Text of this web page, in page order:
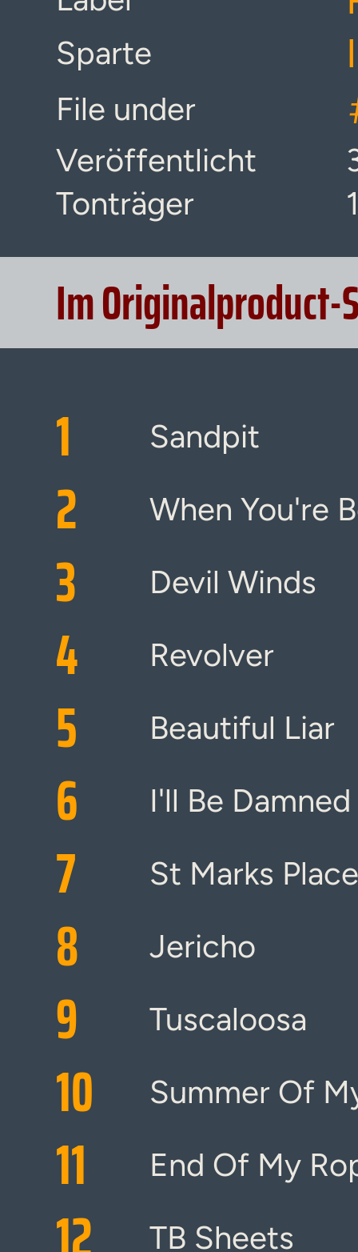
Sparte
File under
Veröffentlicht
Tonträger
Im
1 Sandpit
2 When You're
3 Devil Winds
4 Revolver
5 Beautiful Liar
6 I'll Be Damned
7 St Marks Place
8 Jericho
9 Tuscaloosa
10 Summer Of
11 End Of My
TB Sheets